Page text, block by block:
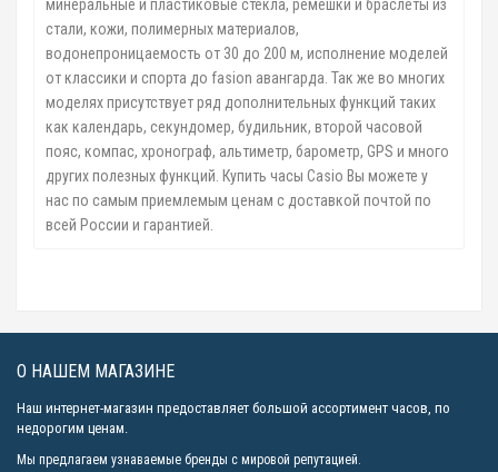
минеральные и пластиковые стекла, ремешки и браслеты из
стали, кожи, полимерных материалов,
водонепроницаемость от 30 до 200 м, исполнение моделей
от классики и спорта до fasion авангарда. Так же во многих
моделях присутствует ряд дополнительных функций таких
как календарь, секундомер, будильник, второй часовой
пояс, компас, хронограф, альтиметр, барометр, GPS и много
других полезных функций. Купить часы Casio Вы можете у
нас по самым приемлемым ценам с доставкой почтой по
всей России и гарантией.
О НАШЕМ МАГАЗИНЕ
Наш интернет-магазин предоставляет большой ассортимент часов, по
недорогим ценам.
Мы предлагаем узнаваемые бренды с мировой репутацией.